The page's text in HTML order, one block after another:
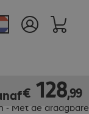
- Met de draagbare
€ 128,99
€ 128,99